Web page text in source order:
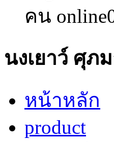
คน online
นงเยาว์ ศุภ
หน้าหลัก
product